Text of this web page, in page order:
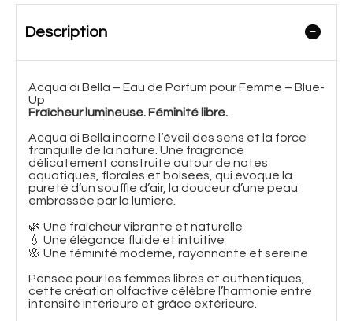
Description
Acqua di Bella – Eau de Parfum pour Femme – Blue-
Up
Fraîcheur lumineuse. Féminité libre.
Acqua di Bella incarne l’éveil des sens et la force
tranquille de la nature. Une fragrance
délicatement construite autour de notes
aquatiques, florales et boisées, qui évoque la
pureté d’un souffle d’air, la douceur d’une peau
embrassée par la lumière.
🌿 Une fraîcheur vibrante et naturelle
💧 Une élégance fluide et intuitive
🌸 Une féminité moderne, rayonnante et sereine
Pensée pour les femmes libres et authentiques,
cette création olfactive célèbre l’harmonie entre
intensité intérieure et grâce extérieure.